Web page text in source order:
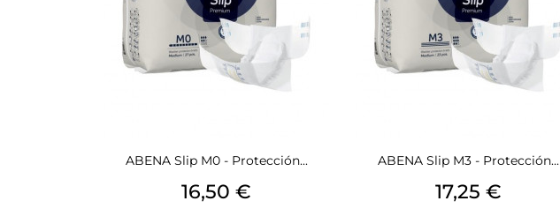
ABENA Slip M0 - Protección...
Precio
16,50 €
ABENA Slip M3 - Protección...
Precio
17,25 €